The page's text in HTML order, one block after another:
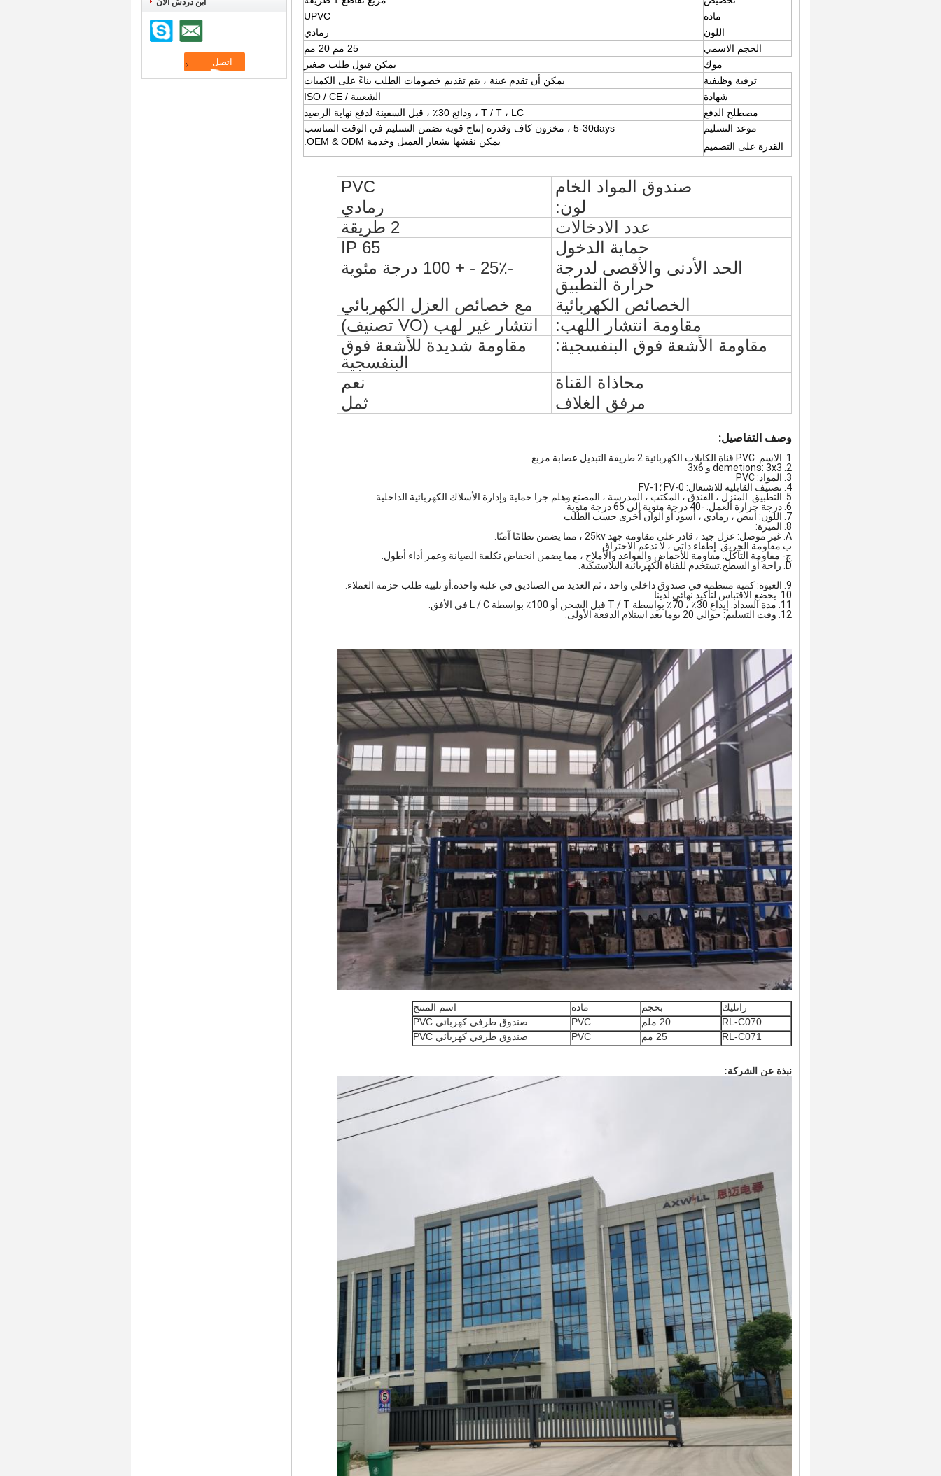
ابن دردش الآن
مادة
UPVC
اللون
رمادي
الحجم الاسمي
25 مم 20 مم
موك
يمكن قبول طلب صغير
ترقية وظيفية
يمكن أن تقدم عينة ، يتم تقديم خصومات الطلب بناءً على الكميات
شهادة
الشعيبة / ISO / CE
مصطلح الدفع
T / T ، LC ، ودائع 30٪ ، قبل السفينة لدفع نهاية الرصيد
موعد التسليم
5-30days ، مخزون كاف وقدرة إنتاج قوية تضمن التسليم في الوقت المناسب
القدرة على التصميم
يمكن نقشها بشعار العميل وخدمة OEM & ODM.
صندوق المواد الخام
PVC
لون:
رمادي
عدد الادخالات
2 طريقة
حماية الدخول
IP 65
الحد الأدنى والأقصى لدرجة
حرارة التطبيق
-25٪ - + 100 درجة مئوية
الخصائص الكهربائية
مع خصائص العزل الكهربائي
مقاومة انتشار اللهب:
انتشار غير لهب (VO تصنيف)
مقاومة الأشعة فوق البنفسجية:
مقاومة شديدة للأشعة فوق
البنفسجية
محاذاة القناة
نعم
مرفق الغلاف
ثمل
وصف التفاصيل:
1. الاسم:
PVC قناة الكابلات الكهربائية 2 طريقة التبديل عصابة مربع
2. demetions: 3x3 و 3x6
3. المواد: PVC
4. تصنيف القابلية للاشتعال: FV-0 ؛FV-1
5. التطبيق: المنزل ، الفندق ، المكتب ، المدرسة ، المصنع وهلم جرا.حماية وإدارة الأسلاك الكهربائية الداخلية
6. درجة حرارة العمل: -40 درجة مئوية إلى 65 درجة مئوية
7. اللون: أبيض ، رمادي ، أسود أو ألوان أخرى حسب الطلب
8. الميزة:
A. غير موصل: عزل جيد ، قادر على مقاومة جهد 25kv ، مما يضمن نظامًا آمنًا.
ب.مقاومة الحريق: إطفاء ذاتي ، لا تدعم الاحتراق.
ج- مقاومة التآكل: مقاومة للأحماض والقواعد والأملاح ، مما يضمن انخفاض تكلفة الصيانة وعمر أداء أطول.
D. راحة أو السطح.تستخدم للقناة الكهربائية البلاستيكية.
9. العبوة: كمية منتظمة في صندوق داخلي واحد ، ثم العديد من الصناديق في علبة واحدة.أو تلبية طلب حزمة العملاء.
10. يخضع الاقتباس لتأكيد نهائي لدينا.
11. مدة السداد: إيداع 30٪ ، 70٪ بواسطة T / T قبل الشحن أو 100٪ بواسطة L / C في الأفق.
12. وقت التسليم: حوالي 20 يوما بعد استلام الدفعة الأولى.
رانليك بحجم مادة
اسم المنتج
RL-C070
20 ملم PVC
صندوق طرفي كهربائي PVC
RL-C071
25 مم PVC صندوق طرفي كهربائي PVC
نبذة عن الشركة: